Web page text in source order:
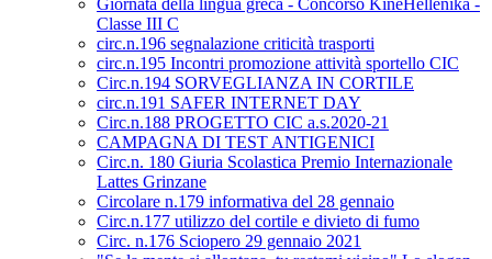
Giornata della lingua greca - Concorso KineHellenika -
Classe III C
circ.n.196 segnalazione criticità trasporti
circ.n.195 Incontri promozione attività sportello CIC
Circ.n.194 SORVEGLIANZA IN CORTILE
circ.n.191 SAFER INTERNET DAY
Circ.n.188 PROGETTO CIC a.s.2020-21
CAMPAGNA DI TEST ANTIGENICI
Circ.n. 180 Giuria Scolastica Premio Internazionale
Lattes Grinzane
Circolare n.179 informativa del 28 gennaio
Circ.n.177 utilizzo del cortile e divieto di fumo
Circ. n.176 Sciopero 29 gennaio 2021